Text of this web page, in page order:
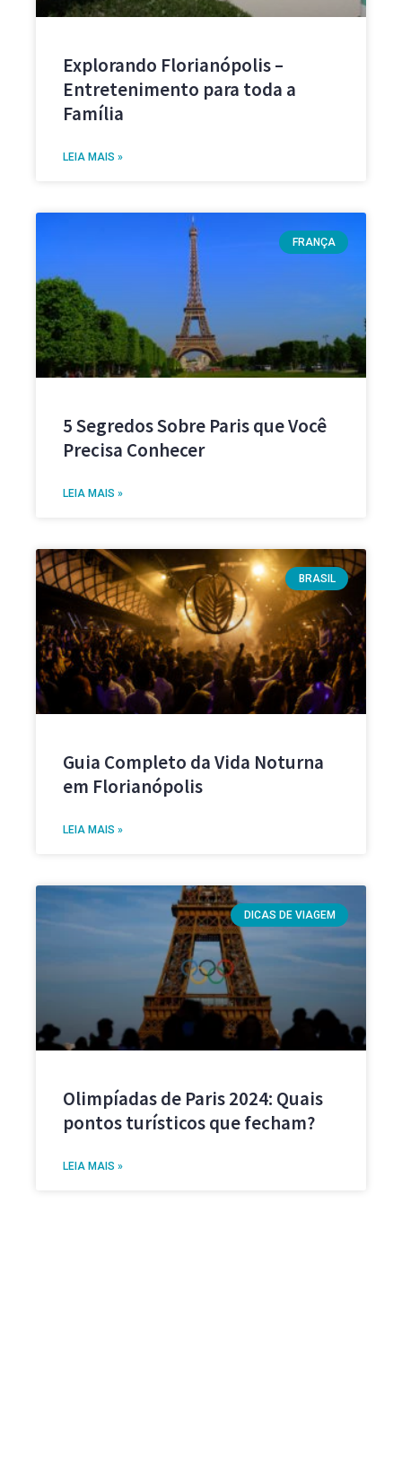
Explorando Florianópolis –
Entretenimento para toda a
Família
LEIA MAIS »
FRANÇA
5 Segredos Sobre Paris que Você
Precisa Conhecer
LEIA MAIS »
BRASIL
Guia Completo da Vida Noturna
em Florianópolis
LEIA MAIS »
DICAS DE VIAGEM
Olimpíadas de Paris 2024: Quais
pontos turísticos que fecham?
LEIA MAIS »